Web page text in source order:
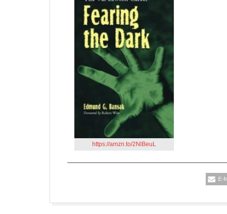
https://amzn.to/2NlBeuL
E-